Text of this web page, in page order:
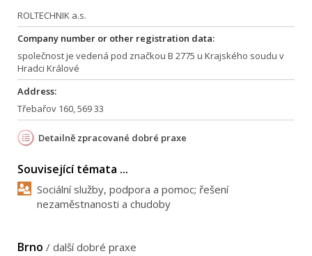
ROLTECHNIK a.s.
Company number or other registration data:
společnost je vedená pod značkou B 2775 u Krajského soudu v
Hradci Králové
Address:
Třebařov 160, 569 33
Detailně zpracované dobré praxe
Související témata ...
Sociální služby, podpora a pomoc; řešení
nezaměstnanosti a chudoby
Brno / další dobré praxe